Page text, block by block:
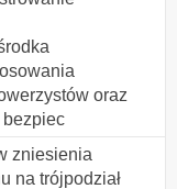
oraz
bezpiec
zniesienia
na trójpodział